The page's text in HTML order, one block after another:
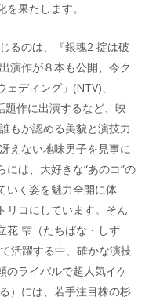
果たします。
るのは、『銀魂2 掟は破
演作が８本も公開、今ク
ディング」(NTV)、
題作に出演するなど、映
もが認める美貌と演技力
えない地味男子を見事に
は、大好きな“あのコ”の
いく姿を魅力全開に体
リコにしています。そん
花 雫（たちばな・しず
活躍する中、確かな演技
のライバルで超人気イケ
）には、若手注目株の杉